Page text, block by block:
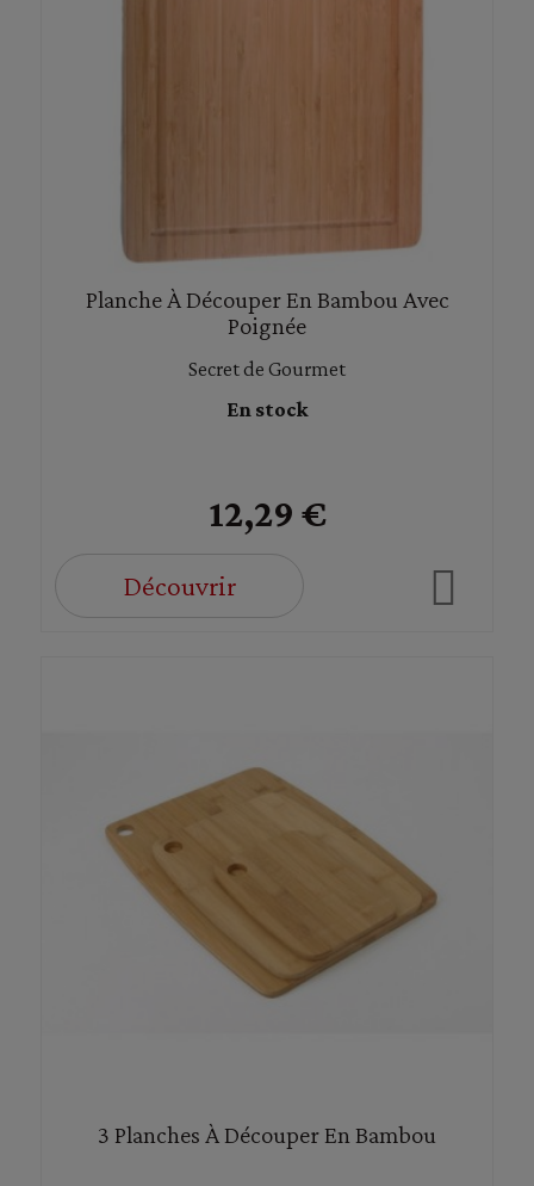
Planche À Découper En Bambou Avec
Poignée
Secret de Gourmet
En stock
12,29 €
Découvrir
3 Planches À Découper En Bambou